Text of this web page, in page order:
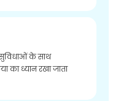
के साथ
का ध्यान रखा जाता